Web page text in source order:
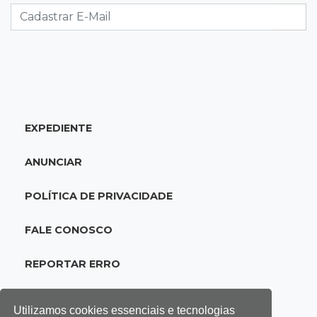
Utilizamos cookies essenciais e tecnologias
acidente com F-1000 na Av. Heráclito
18:28Concurso 3.042
acumulado em R$ 165 milhões
18:05Energia renovável
Produção de biodiesel cresce 32% em MS e
EXPEDIENTE
ANUNCIAR
POLÍTICA DE PRIVACIDADE
FALE CONOSCO
REPORTAR ERRO